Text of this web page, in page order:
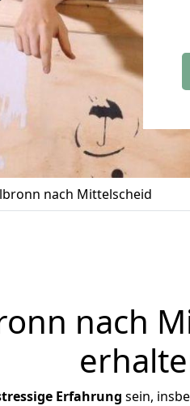
nach Mittelscheid
nach
Erfahrung sein,